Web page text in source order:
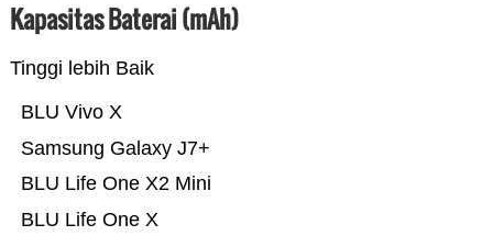
Kapasitas Baterai (mAh)
Tinggi lebih Baik
BLU Life One X
BLU Life One X2 Mini
Samsung Galaxy J7+
BLU Vivo X